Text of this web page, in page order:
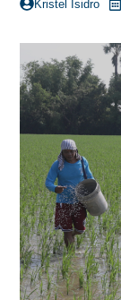
Kristel Isidro